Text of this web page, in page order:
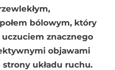
bólowym, który
znacznego
objawami
układu ruchu.